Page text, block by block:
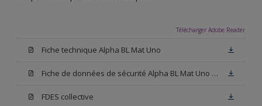
Télécharger Adobe Reader
Fiche technique Alpha BL Mat Uno
Fiche de données de sécurité Alpha BL Mat Uno Base W05
FDES collective